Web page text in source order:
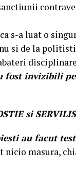
s-a luat o
si de la
invizibili
si
au facut
masura,